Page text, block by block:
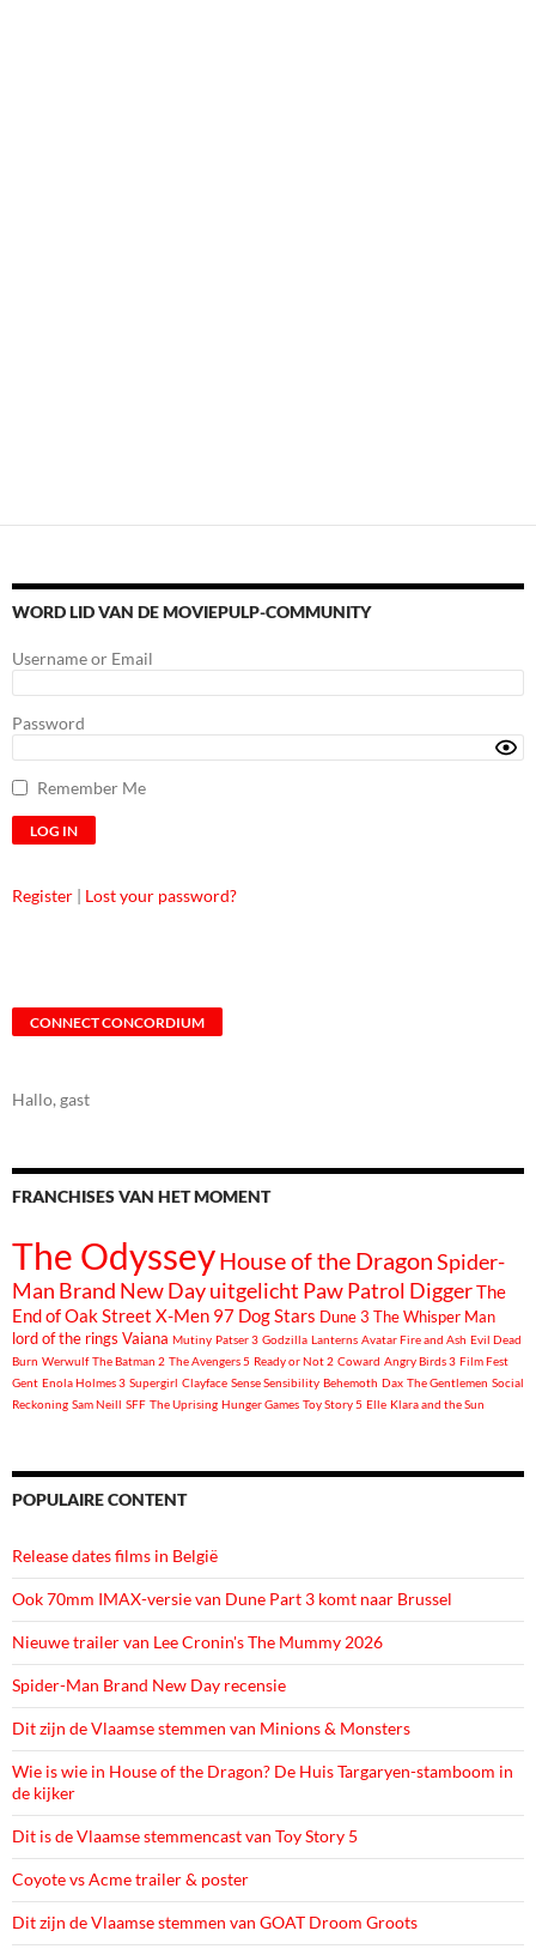
WORD LID VAN DE MOVIEPULP-COMMUNITY
Username or Email
Password
Remember Me
Register | Lost your password?
CONNECT CONCORDIUM
Hallo, gast
FRANCHISES VAN HET MOMENT
The OdysseyHouse of the DragonSpider-
Man Brand New Dayuitgelicht Paw Patrol DiggerThe
End of Oak Street X-Men 97 Dog Stars Dune 3 The Whisper Man
lord of the rings Vaiana Mutiny Patser 3 Godzilla Lanterns Avatar Fire and Ash Evil Dead
Burn Werwulf The Batman 2 The Avengers 5 Ready or Not 2 Coward Angry Birds 3 Film Fest
Gent Enola Holmes 3 Supergirl Clayface Sense Sensibility Behemoth Dax The Gentlemen Social
Reckoning Sam Neill SFF The Uprising Hunger Games Toy Story 5 Elle Klara and the Sun
POPULAIRE CONTENT
Release dates films in België
Ook 70mm IMAX-versie van Dune Part 3 komt naar Brussel
Nieuwe trailer van Lee Cronin's The Mummy 2026
Spider-Man Brand New Day recensie
Dit zijn de Vlaamse stemmen van Minions & Monsters
Wie is wie in House of the Dragon? De Huis Targaryen-stamboom in
de kijker
Dit is de Vlaamse stemmencast van Toy Story 5
Coyote vs Acme trailer & poster
Dit zijn de Vlaamse stemmen van GOAT Droom Groots